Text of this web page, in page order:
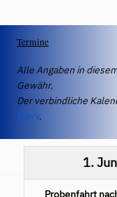
Termine
Alle Angaben in
Gewähr.
Der verbindliche
IServ.
1.
Probenfahrt